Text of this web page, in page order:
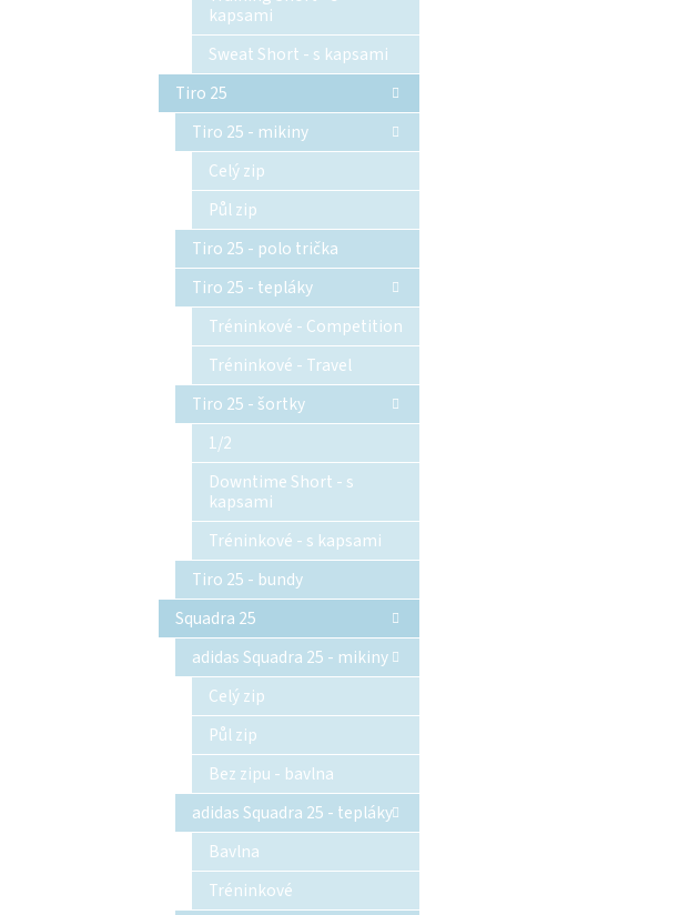
kapsami
Sweat Short - s kapsami
Tiro 25
Tiro 25 - mikiny
Celý zip
Půl zip
Tiro 25 - polo trička
Tiro 25 - tepláky
Tréninkové - Competition
Tréninkové - Travel
Tiro 25 - šortky
1/2
Downtime Short - s
kapsami
Tréninkové - s kapsami
Tiro 25 - bundy
Squadra 25
adidas Squadra 25 - mikiny
Celý zip
Půl zip
Bez zipu - bavlna
adidas Squadra 25 - tepláky
Bavlna
Tréninkové